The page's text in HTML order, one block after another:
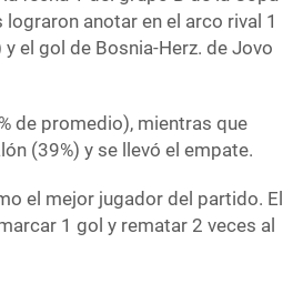
anotar en el arco rival 1
y el gol de Bosnia-Herz. de Jovo
de promedio), mientras que
(39%) y se llevó el empate.
el mejor jugador del partido. El
1 gol y rematar 2 veces al